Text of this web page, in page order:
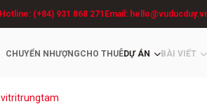
Hotline: (+84) 931 868 271 Email:
CHUYỂN NHƯỢNGCHO THUÊDỰ ÁN BÀI VIẾT
vitritrungtam